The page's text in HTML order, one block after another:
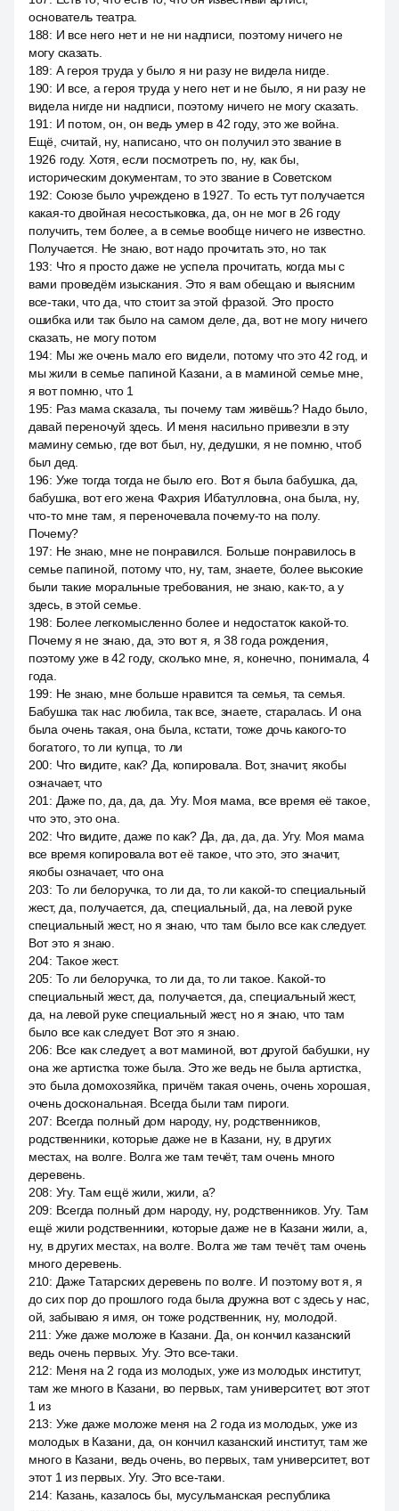
основатель театра.
188: И все него нет и не ни надписи, поэтому ничего не
могу сказать.
189: А героя труда у было я ни разу не видела нигде.
190: И все, а героя труда у него нет и не было, я ни разу не
видела нигде ни надписи, поэтому ничего не могу сказать.
191 : И потом, он, он ведь умер в 42 году, это же война.
Ещё, считай, ну, написано, что он получил это звание в
1926 году. Хотя, если посмотреть по, ну, как бы,
историческим документам, то это звание в Советском
192: Союзе было учреждено в 1927. То есть тут получается
какая-то двойная несостыковка, да, он не мог в 26 году
получить, тем более, а в семье вообще ничего не известно.
Получается. Не знаю, вот надо прочитать это, но так
193: Что я просто даже не успела прочитать, когда мы с
вами проведём изыскания. Это я вам обещаю и выясним
все-таки, что да, что стоит за этой фразой. Это просто
ошибка или так было на самом деле, да, вот не могу ничего
сказать, не могу потом
194: Мы же очень мало его видели, потому что это 42 год, и
мы жили в семье папиной Казани, а в маминой семье мне,
я вот помню, что 1
195: Раз мама сказала, ты почему там живёшь? Надо было,
давай переночуй здесь. И меня насильно привезли в эту
мамину семью, где вот был, ну, дедушки, я не помню, чтоб
был дед.
196: Уже тогда тогда не было его. Вот я была бабушка, да,
бабушка, вот его жена Фахрия Ибатулловна, она была, ну,
что-то мне там, я переночевала почему-то на полу.
Почему?
197: Не знаю, мне не понравился. Больше понравилось в
семье папиной, потому что, ну, там, знаете, более высокие
были такие моральные требования, не знаю, как-то, а у
здесь, в этой семье.
198: Более легкомысленно более и недостаток какой-то.
Почему я не знаю, да, это вот я, я 38 года рождения,
поэтому уже в 42 году, сколько мне, я, конечно, понимала, 4
года.
199: Не знаю, мне больше нравится та семья, та семья.
Бабушка так нас любила, так все, знаете, старалась. И она
была очень такая, она была, кстати, тоже дочь какого-то
богатого, то ли купца, то ли
200: Что видите, как? Да, копировала. Вот, значит, якобы
означает, что
201 : Даже по, да, да, да. Угу. Моя мама, все время её такое,
что это, это она.
202: Что видите, даже по как? Да, да, да, да. Угу. Моя мама
все время копировала вот её такое, что это, это значит,
якобы означает, что она
203: То ли белоручка, то ли да, то ли какой-то специальный
жест, да, получается, да, специальный, да, на левой руке
специальный жест, но я знаю, что там было все как следует.
Вот это я знаю.
204: Такое жест.
205: То ли белоручка, то ли да, то ли такое. Какой-то
специальный жест, да, получается, да, специальный жест,
да, на левой руке специальный жест, но я знаю, что там
было все как следует. Вот это я знаю.
206: Все как следует, а вот маминой, вот другой бабушки, ну
она же артистка тоже была. Это же ведь не была артистка,
это была домохозяйка, причём такая очень, очень хорошая,
очень доскональная. Всегда были там пироги.
207: Всегда полный дом народу, ну, родственников,
родственники, которые даже не в Казани, ну, в других
местах, на волге. Волга же там течёт, там очень много
деревень.
208: Угу. Там ещё жили, жили, а?
209: Всегда полный дом народу, ну, родственников. Угу. Там
ещё жили родственники, которые даже не в Казани жили, а,
ну, в других местах, на волге. Волга же там течёт, там очень
много деревень.
210: Даже Татарских деревень по волге. И поэтому вот я, я
до сих пор до прошлого года была дружна вот с здесь у нас,
ой, забываю я имя, он тоже родственник, ну, молодой.
211 : Уже даже моложе в Казани. Да, он кончил казанский
ведь очень первых. Угу. Это все-таки.
212: Меня на 2 года из молодых, уже из молодых институт,
там же много в Казани, во первых, там университет, вот этот
1 из
213: Уже даже моложе меня на 2 года из молодых, уже из
молодых в Казани, да, он кончил казанский институт, там же
много в Казани, ведь очень, во первых, там университет, вот
этот 1 из первых. Угу. Это все-таки.
214: Казань, казалось бы, мусульманская республика